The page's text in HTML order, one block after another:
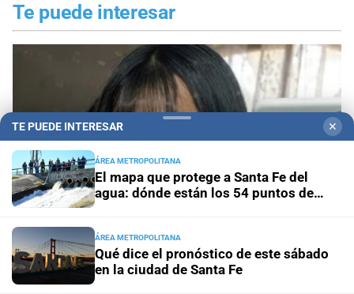
Te puede interesar
Caso Agostina Vega: la reacción de sus abuelos
TE PUEDE INTERESAR ✕
ÁREA METROPOLITANA
El mapa que protege a Santa Fe del
agua: dónde están los 54 puntos de
ÁREA METROPOLITANA
Qué dice el pronóstico de este sábado
en la ciudad de Santa Fe